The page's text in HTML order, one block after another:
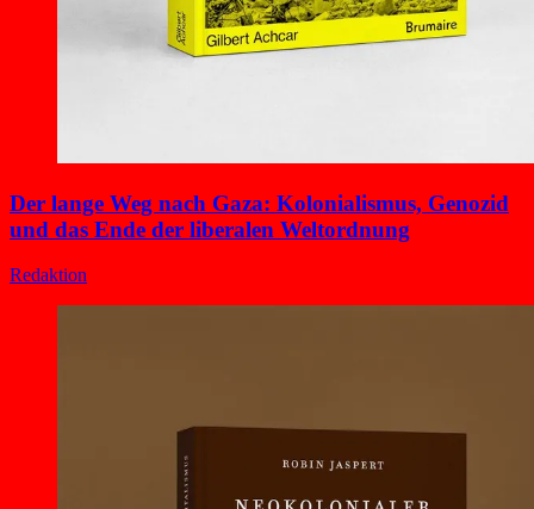
Der lange Weg nach Gaza: Kolonialismus, Genozid
und das Ende der liberalen Weltordnung
Redaktion